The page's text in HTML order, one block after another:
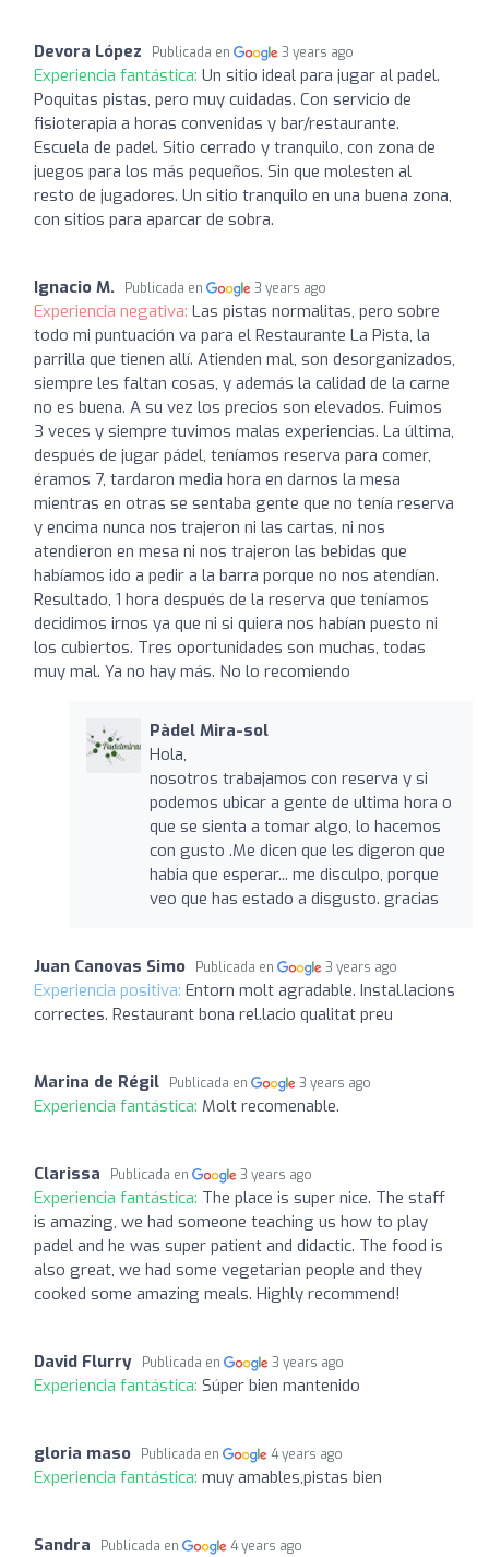
Devora López Publicada en 3 years ago
Experiencia fantástica: Un sitio ideal para jugar al padel.
Poquitas pistas, pero muy cuidadas. Con servicio de
fisioterapia a horas convenidas y bar/restaurante.
Escuela de padel. Sitio cerrado y tranquilo, con zona de
juegos para los más pequeños. Sin que molesten al
resto de jugadores. Un sitio tranquilo en una buena zona,
con sitios para aparcar de sobra.
Ignacio M. Publicada en 3 years ago
Experiencia negativa: Las pistas normalitas, pero sobre
todo mi puntuación va para el Restaurante La Pista, la
parrilla que tienen allí. Atienden mal, son desorganizados,
siempre les faltan cosas, y además la calidad de la carne
no es buena. A su vez los precios son elevados. Fuimos
3 veces y siempre tuvimos malas experiencias. La última,
después de jugar pádel, teníamos reserva para comer,
éramos 7, tardaron media hora en darnos la mesa
mientras en otras se sentaba gente que no tenía reserva
y encima nunca nos trajeron ni las cartas, ni nos
atendieron en mesa ni nos trajeron las bebidas que
habíamos ido a pedir a la barra porque no nos atendían.
Resultado, 1 hora después de la reserva que teníamos
decidimos irnos ya que ni si quiera nos habían puesto ni
los cubiertos. Tres oportunidades son muchas, todas
muy mal. Ya no hay más. No lo recomiendo
Pàdel Mira-sol
Hola,
nosotros trabajamos con reserva y si
podemos ubicar a gente de ultima hora o
que se sienta a tomar algo, lo hacemos
con gusto .Me dicen que les digeron que
habia que esperar... me disculpo, porque
veo que has estado a disgusto. gracias
Juan Canovas Simo Publicada en 3 years ago
Experiencia positiva: Entorn molt agradable. Instal.lacions
correctes. Restaurant bona rel.lacio qualitat preu
Marina de Régil Publicada en 3 years ago
Experiencia fantástica: Molt recomenable.
Clarissa Publicada en 3 years ago
Experiencia fantástica: The place is super nice. The staff
is amazing, we had someone teaching us how to play
padel and he was super patient and didactic. The food is
also great, we had some vegetarian people and they
cooked some amazing meals. Highly recommend!
David Flurry Publicada en 3 years ago
Experiencia fantástica: Súper bien mantenido
gloria maso Publicada en 4 years ago
Experiencia fantástica: muy amables,pistas bien
Sandra Publicada en 4 years ago